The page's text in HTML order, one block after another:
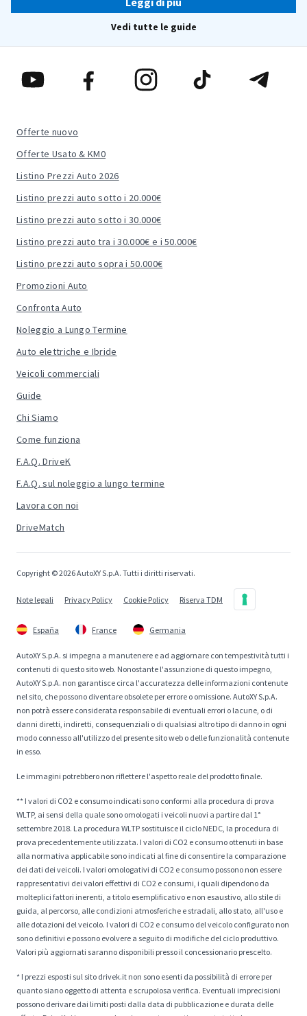
Vedi tutte le guide
Offerte nuovo
Offerte Usato & KM0
Listino Prezzi Auto 2026
Listino prezzi auto sotto i 20.000€
Listino prezzi auto sotto i 30.000€
Listino prezzi auto tra i 30.000€ e i 50.000€
Listino prezzi auto sopra i 50.000€
Promozioni Auto
Confronta Auto
Noleggio a Lungo Termine
Auto elettriche e Ibride
Veicoli commerciali
Guide
Chi Siamo
Come funziona
F.A.Q. DriveK
F.A.Q. sul noleggio a lungo termine
Lavora con noi
DriveMatch
Copyright © 2026 AutoXY S.p.A. Tutti i diritti riservati.
Note legali Privacy Policy Cookie Policy Riserva TDM
España France Germania
AutoXY S.p.A. si impegna a manutenere e ad aggiornare con tempestività tutti i
contenuti di questo sito web. Nonostante l'assunzione di questo impegno,
AutoXY S.p.A. non garantisce circa l'accuratezza delle informazioni contenute
nel sito, che possono diventare obsolete per errore o omissione. AutoXY S.p.A.
non potrà essere considerata responsabile di eventuali errori o lacune, o di
danni diretti, indiretti, consequenziali o di qualsiasi altro tipo di danno in ogni
modo connesso all'utilizzo del presente sito web o delle funzionalità contenute
in esso.
Le immagini potrebbero non riflettere l'aspetto reale del prodotto finale.
** I valori di CO2 e consumo indicati sono conformi alla procedura di prova
WLTP, ai sensi della quale sono omologati i veicoli nuovi a partire dal 1°
settembre 2018. La procedura WLTP sostituisce il ciclo NEDC, la procedura di
prova precedentemente utilizzata. I valori di CO2 e consumo ottenuti in base
alla normativa applicabile sono indicati al fine di consentire la comparazione
dei dati dei veicoli. I valori omologativi di CO2 e consumo possono non essere
rappresentativi dei valori effettivi di CO2 e consumi, i quali dipendono da
molteplici fattori inerenti, a titolo esemplificativo e non esaustivo, allo stile di
guida, al percorso, alle condizioni atmosferiche e stradali, allo stato, all'uso e
alle dotazioni del veicolo. I valori di CO2 e consumo del veicolo configurato non
sono definitivi e possono evolvere a seguito di modifiche del ciclo produttivo.
Valori più aggiornati saranno disponibili presso il concessionario prescelto.
* I prezzi esposti sul sito drivek.it non sono esenti da possibilità di errore per
quanto siano oggetto di attenta e scrupolosa verifica. Eventuali imprecisioni
possono derivare dai limiti posti dalla data di pubblicazione e durata delle